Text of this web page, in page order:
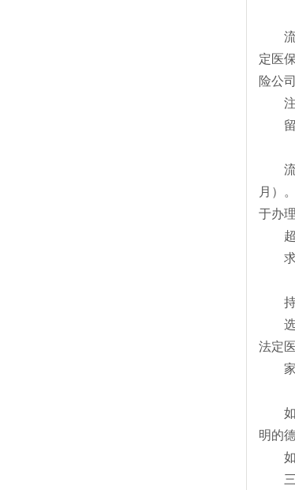
定医
险公
月）
于办
法定
明的